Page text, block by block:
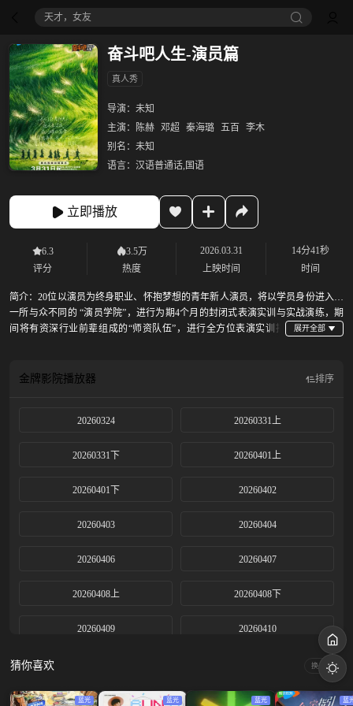
天才，女友
奋斗吧人生-演员篇
真人秀
导演： 未知
主演：
陈赫 邓超 秦海璐 五百
李木
别名： 未知
语言： 汉语普通话,国语
立即播放
6.3
评分
3.5万
热度
2026.03.31
上映时间
14分41秒
时间
简介：20位以演员为终身职业、怀抱梦想的青年新人演员，将以学员身份进入到
一所与众不同的 “演员学院”，进行为期4个月的封闭式表演实训与实战演练，期
间将有资深行业前辈组成的“师资队伍”，进行全方位表演实训指
路继续迈进！
金牌影院播放器 排序
20260324 20260331上
20260331下 20260401上
20260401下 20260402
20260403 20260404
20260406 20260407
20260408上 20260408下
20260409 20260410
20260414 20260415上
猜你喜欢 换一换
蓝光 蓝光 蓝光 蓝